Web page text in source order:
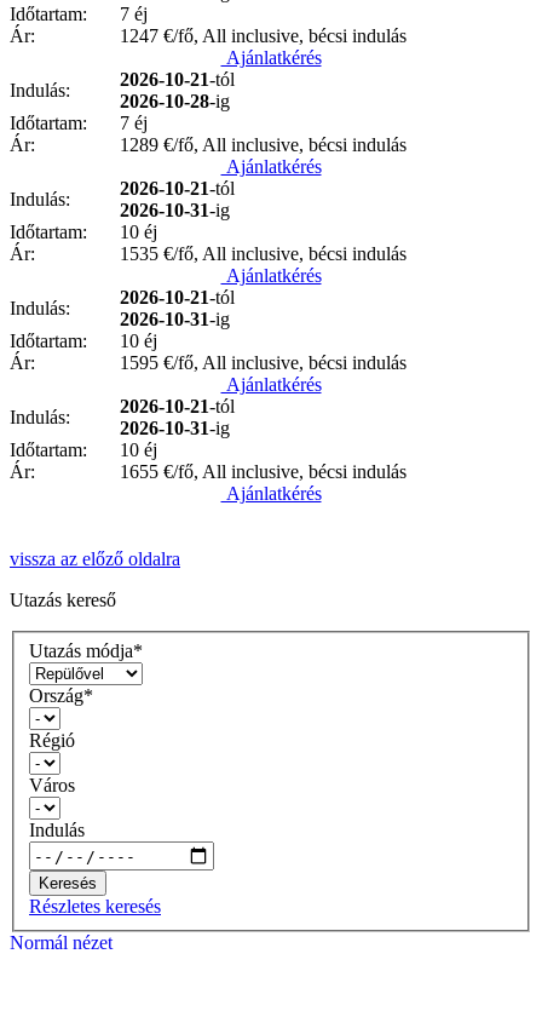
Időtartam:
7 éj
Ár:
1247 €/fő, All inclusive, bécsi indulás
Ajánlatkérés
Indulás:
2026-10-21-tól
2026-10-28-ig
Időtartam:
7 éj
Ár:
1289 €/fő, All inclusive, bécsi indulás
Ajánlatkérés
Indulás:
2026-10-21-tól
2026-10-31-ig
Időtartam:
10 éj
Ár:
1535 €/fő, All inclusive, bécsi indulás
Ajánlatkérés
Indulás:
2026-10-21-tól
2026-10-31-ig
Időtartam:
10 éj
Ár:
1595 €/fő, All inclusive, bécsi indulás
Ajánlatkérés
Indulás:
2026-10-21-tól
2026-10-31-ig
Időtartam:
10 éj
Ár:
1655 €/fő, All inclusive, bécsi indulás
Ajánlatkérés
vissza az előző oldalra
Utazás kereső
Utazás módja*
Ország*
Régió
Város
Indulás
Keresés
Részletes keresés
Normál nézet